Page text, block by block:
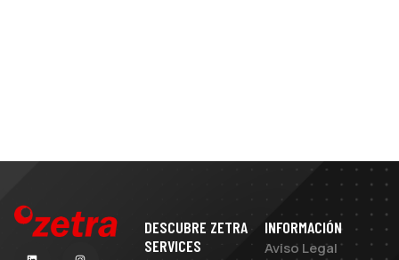
DESCUBRE ZETRA
SERVICES
INFORMACIÓN
Aviso Legal